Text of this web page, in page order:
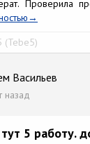
Проверила
(Tebe5)
Васильев
назад
5 работу.